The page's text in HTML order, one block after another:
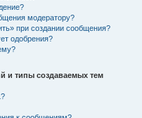
модератору?
при создании сообщения?
одобрения?
и типы создаваемых тем